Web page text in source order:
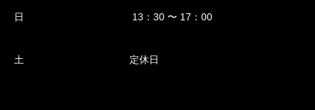
日 13：30 〜 17：00
土 定休日